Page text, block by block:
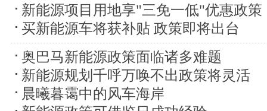
新能源项目用地享"三免一低"优惠政策
买新能源车将获补贴 政策即将出台
奥巴马新能源政策面临诸多难题
新能源规划千呼万唤不出政策将灵活
晨曦暮霭中的风车海岸